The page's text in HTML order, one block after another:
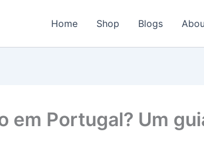
Home Shop Blogs
em Portugal? Um